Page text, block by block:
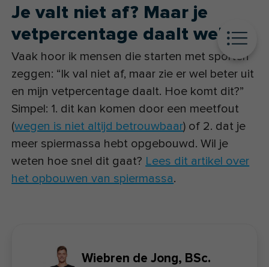
Je valt niet af? Maar je
vetpercentage daalt wel?
Vaak hoor ik mensen die starten met sporten
zeggen: “Ik val niet af, maar zie er wel beter uit
en mijn vetpercentage daalt. Hoe komt dit?”
Simpel: 1. dit kan komen door een meetfout
(wegen is niet altijd betrouwbaar) of 2. dat je
meer spiermassa hebt opgebouwd. Wil je
weten hoe snel dit gaat? Lees dit artikel over
het opbouwen van spiermassa.
Wiebren de Jong, BSc.